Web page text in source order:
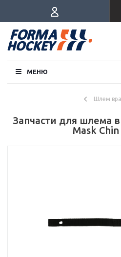
МЕНЮ
Шлем
Запчасти для шлема
Mask